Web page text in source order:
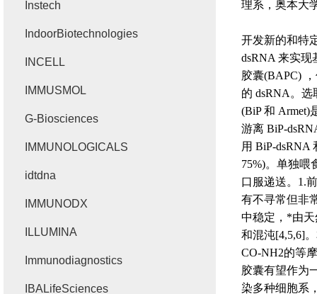
理系，奥本大
开发新的和特
dsRNA 来实现
胶囊(BAPC)
的 dsRNA 。选
(BiP和 Armet)
游离 BiP-
用 BiP-dsRNA
75%)。单独喂
口服递送。 1.
有不寻常但非
中稳定，*由
和混沌[4,5,6]
CO-NH2的等
胶囊有望作为
染多种细胞系
Instech
IndoorBiotechnologies
INCELL
IMMUSMOL
G-Biosciences
IMMUNOLOGICALS
idtdna
IMMUNODX
ILLUMINA
Immunodiagnostics
IBALifeSciences